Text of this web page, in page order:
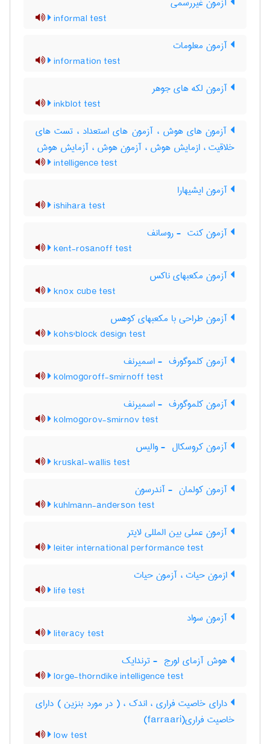
informal test
آزمون معلومات
information test
آزمون لکه های جوهر
inkblot test
آزمون های هوش ، آزمون های استعداد ، تست های
خلاقیت ، ازمایش هوش ، آزمون هوش ، آزمایش هوش
intelligence test
آزمون ایشیهارا
ishihara test
آزمون کنت ‎ - روسانف
kent-rosanoff test
آزمون مکعبهای ناکس
knox cube test
آزمون طراحی با مکعبهای کوهس
kohs'block design test
آزمون کلموگورف ‎ - اسمیرنف
kolmogoroff-smirnoff test
آزمون کلموگورف ‎ - اسمیرنف
kolmogorov-smirnov test
آزمون کروسکال ‎ - والیس
kruskal-wallis test
آزمون کولمان ‎ - آندرسون
kuhlmann-anderson test
آزمون عملی بین المللی لایتر
leiter international performance test
ازمون حیات ، آزمون حیات
life test
آزمون سواد
literacy test
هوش آزمای لورج ‎ - ترندایک
lorge-thorndike intelligence test
دارای خاصیت فراری ، اندک ، ( در مورد بنزین ) دارای
خاصیت فراری(farraari)
low test